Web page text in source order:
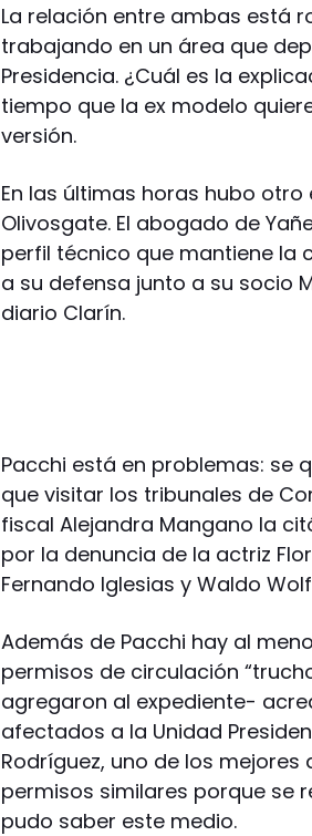
La relación entre ambas está
trabajando en un área que
Presidencia. ¿Cuál es la
tiempo que la ex modelo
versión.
En las últimas horas hubo
Olivosgate. El abogado de
perfil técnico que mantiene la
a su defensa junto a su socio
diario Clarín.
Pacchi está en problemas: se
que visitar los tribunales de
fiscal Alejandra Mangano la
por la denuncia de la actriz
Fernando Iglesias y Waldo
Además de Pacchi hay al
permisos de circulación
agregaron al expediente-
afectados a la Unidad
Rodríguez, uno de los
permisos similares porque se
pudo saber este medio.